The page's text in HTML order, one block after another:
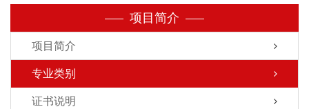
项目简介
项目简介
专业类别
证书说明